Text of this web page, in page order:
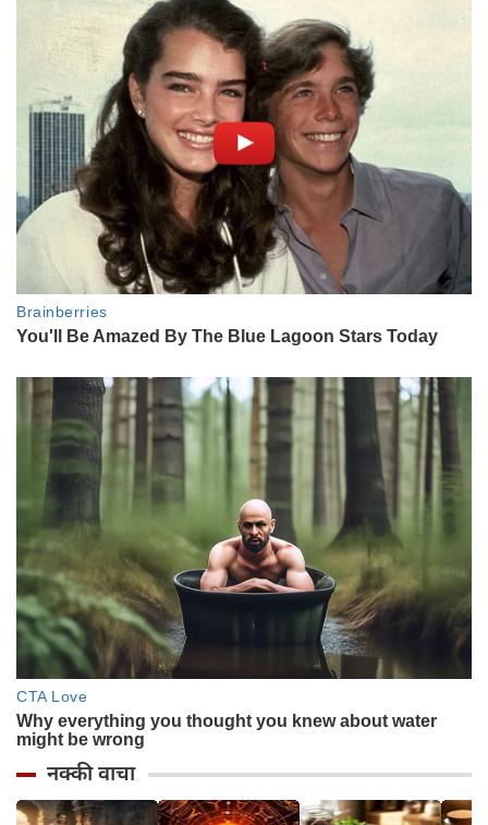
नक्की वाचा